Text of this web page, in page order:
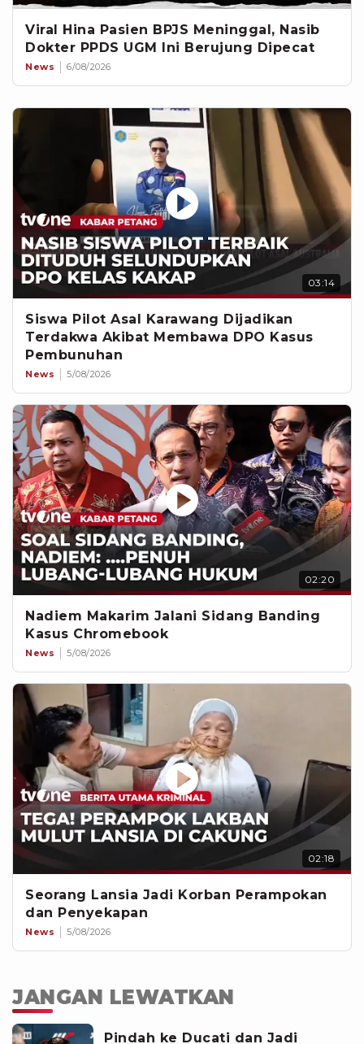
Viral Hina Pasien BPJS Meninggal, Nasib
Dokter PPDS UGM Ini Berujung Dipecat
News 6/08/2026
03:14
Siswa Pilot Asal Karawang Dijadikan
Terdakwa Akibat Membawa DPO Kasus
Pembunuhan
News 5/08/2026
02:20
Nadiem Makarim Jalani Sidang Banding
Kasus Chromebook
News 5/08/2026
02:18
Seorang Lansia Jadi Korban Perampokan
dan Penyekapan
News 5/08/2026
JANGAN LEWATKAN
Pindah ke Ducati dan Jadi